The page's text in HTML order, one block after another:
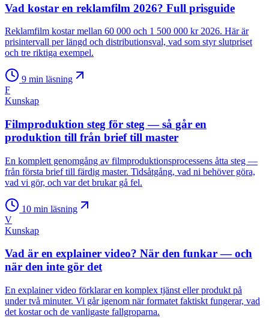
Vad kostar en reklamfilm 2026? Full prisguide
Reklamfilm kostar mellan 60 000 och 1 500 000 kr 2026. Här är
prisintervall per längd och distributionsval, vad som styr slutpriset
och tre riktiga exempel.
9 min läsning
F
Kunskap
Filmproduktion steg för steg — så går en
produktion till från brief till master
En komplett genomgång av filmproduktionsprocessens åtta steg —
från första brief till färdig master. Tidsåtgång, vad ni behöver göra,
vad vi gör, och var det brukar gå fel.
10 min läsning
V
Kunskap
Vad är en explainer video? När den funkar — och
när den inte gör det
En explainer video förklarar en komplex tjänst eller produkt på
under två minuter. Vi går igenom när formatet faktiskt fungerar, vad
det kostar och de vanligaste fallgroparna.